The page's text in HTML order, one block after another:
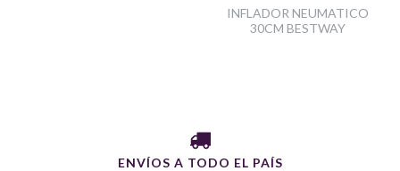
INFLADOR NEUMATICO
30CM BESTWAY
ENVÍOS A TODO EL PAÍS